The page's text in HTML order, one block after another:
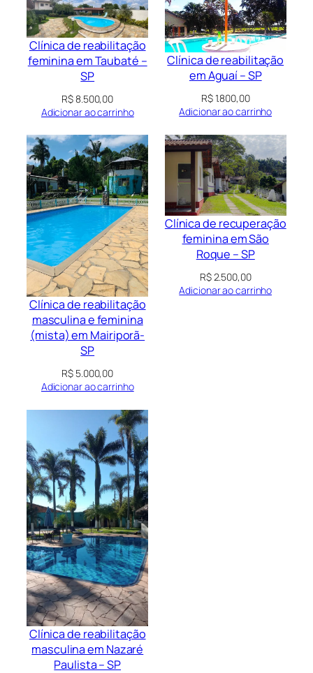
Clínica de reabilitação
feminina em Taubaté –
SP
R$8.500,00
Adicionar ao carrinho
Clínica de reabilitação
em Aguaí – SP
R$1.800,00
Adicionar ao carrinho
Clínica de reabilitação
masculina e feminina
(mista) em Mairiporã-
SP
R$ 5.000,00
Adicionar ao carrinho
Clínica de recuperação
feminina em São
Roque – SP
R$2.500,00
Adicionar ao carrinho
Clínica de reabilitação
masculina em Nazaré
Paulista – SP